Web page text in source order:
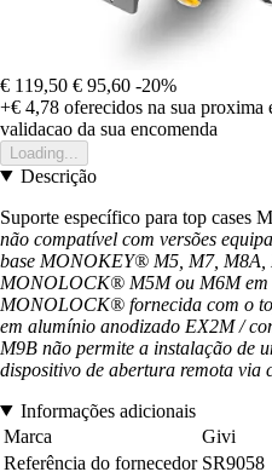
€ 119,50 € 95,60 -20%
+€ 4,78 oferecidos na sua proxima
validacao da sua encomenda
Loading...
Descrição
Suporte específico para top
não compatível com versões
base MONOKEY® M5, M7, M8A,
MONOLOCK® M5M ou M6M em
MONOLOCK® fornecida com o
em alumínio anodizado EX2M /
M9B não permite a instalação de
dispositivo de abertura remota via
Informações adicionais
Marca
Givi
Referência do fornecedor SR9058